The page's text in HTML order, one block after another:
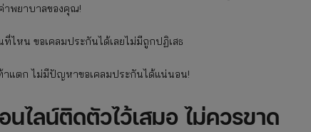
าพยาบาลของคุณ!
ไหน ขอเคลมประกันได้เลยไม่มีถูกปฏิเสธ
าแตก ไม่มีปัญหาขอเคลมประกันได้แน่นอน!
ไลน์ติดตัวไว้เสมอ ไม่ควรขาด